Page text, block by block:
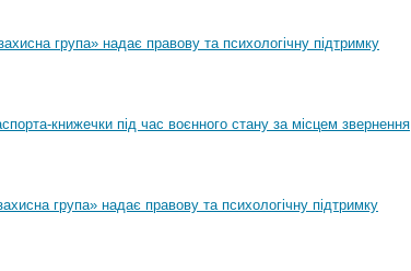
група» надає правову та психологічну підтримку
книжечки під час воєнного стану за місцем звернення
група» надає правову та психологічну підтримку